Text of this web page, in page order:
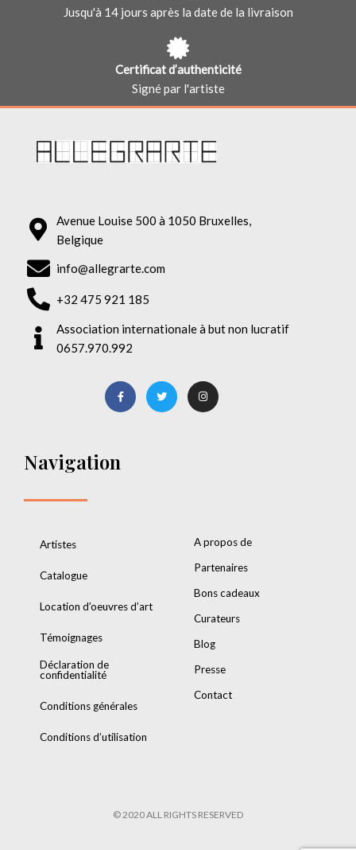
Jusqu'à 14 jours après la date de la livraison
Certificat d’authenticité
Signé par l'artiste
Avenue Louise 500 à 1050 Bruxelles,
Belgique
info@allegrarte.com
+32 475 921 185
Association internationale à but non lucratif
0657.970.992
Navigation
Artistes
Catalogue
Location d’oeuvres d’art
Témoignages
Déclaration de
confidentialité
Conditions générales
Conditions d’utilisation
A propos de
Partenaires
Bons cadeaux
Curateurs
Blog
Presse
Contact
© 2020 ALL RIGHTS RESERVED